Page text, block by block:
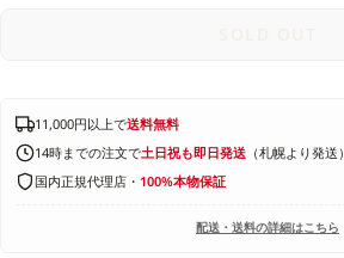
11,000円以上で送料無料
14時までの注文で土日祝も即日発送 （札幌より発送）
国内正規代理店・ 100%本物保証
配送・送料の詳細はこちら